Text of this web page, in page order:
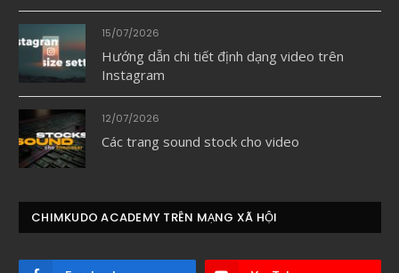
15/07/2026
Hướng dẫn chi tiết định dạng video trên
Instagram
12/07/2026
Các trang sound stock cho video
CHIMKUDO ACADEMY TRÊN MẠNG XÃ HỘI